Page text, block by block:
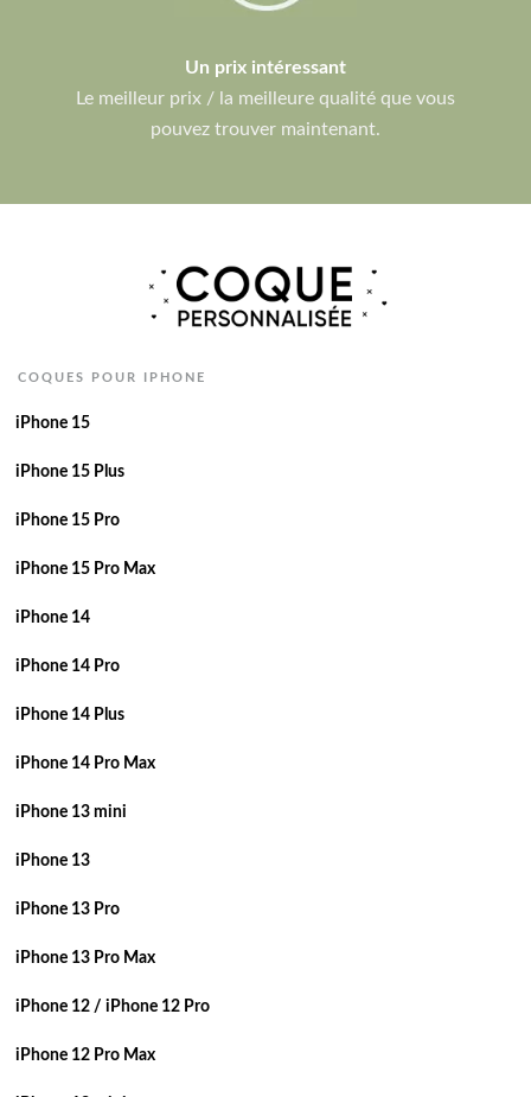
Un prix intéressant
Le meilleur prix / la meilleure qualité que vous
pouvez trouver maintenant.
COQUES POUR IPHONE
iPhone 15
iPhone 15 Plus
iPhone 15 Pro
iPhone 15 Pro Max
iPhone 14
iPhone 14 Pro
iPhone 14 Plus
iPhone 14 Pro Max
iPhone 13 mini
iPhone 13
iPhone 13 Pro
iPhone 13 Pro Max
iPhone 12 / iPhone 12 Pro
iPhone 12 Pro Max